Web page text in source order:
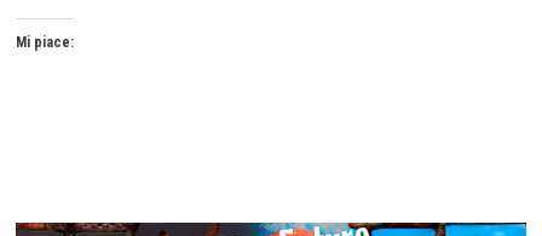
Mi piace: